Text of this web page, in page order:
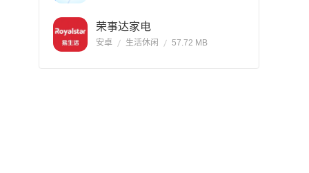
荣事达家电
安卓 生活休闲 57.72 MB